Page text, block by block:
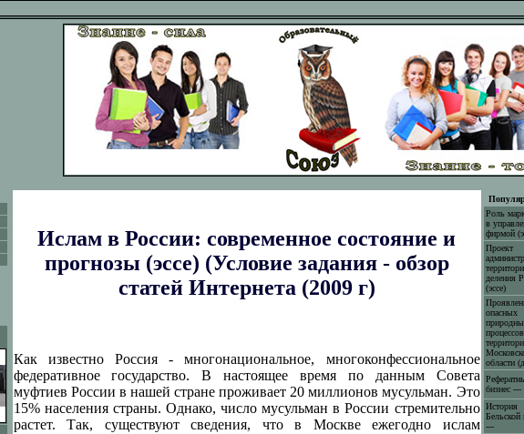
Ислам в России: современное состояние и
прогнозы (эссе) (Условие задания - обзор
статей Интернета (2009 г)
Как известно Россия - многонациональное, многоконфессиональное
федеративное государство. В настоящее время по данным Совета
муфтиев России в нашей стране проживает 20 миллионов мусульман. Это
15% населения страны. Однако, число мусульман в России стремительно
растет. Так, существуют сведения, что в Москве ежегодно ислам
Роль
в
фирмой
Проект
деления
(эссе)
опасных
области
бизнес ---
История
Бельской
---